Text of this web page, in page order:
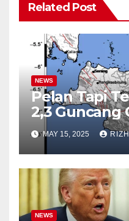
Related Post
NEWS
Pelan Tapi
2,3 Guncang
BMKG
MAY 15, 2025
NEWS